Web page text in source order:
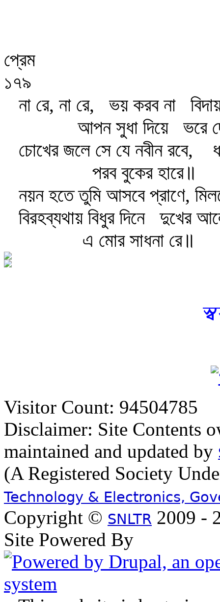
প্রেম
১৭৯
না রে, না রে,
ভয় করব না
আপন সুধা দিয়ে
ভরে
চোখের জলে সে যে নবীন রবে,
পরব বুকের হারে॥
নয়ন হতে তুমি আসবে প্রাণে,
বিরহব্যথায় বিধুর দিনে
দুখের
এ মোর সাধনা রে॥
Visitor Count: 94504785
Disclaimer: Site Contents
maintained and updated by
(A Registered Society
Technology & Electronics,
Copyright © SNLTR 2009 -
Site Powered By